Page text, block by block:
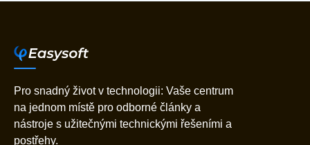
Pro snadný život v technologii: Vaše centrum
na jednom místě pro odborné články a
nástroje s užitečnými technickými řešeními a
postřehy.